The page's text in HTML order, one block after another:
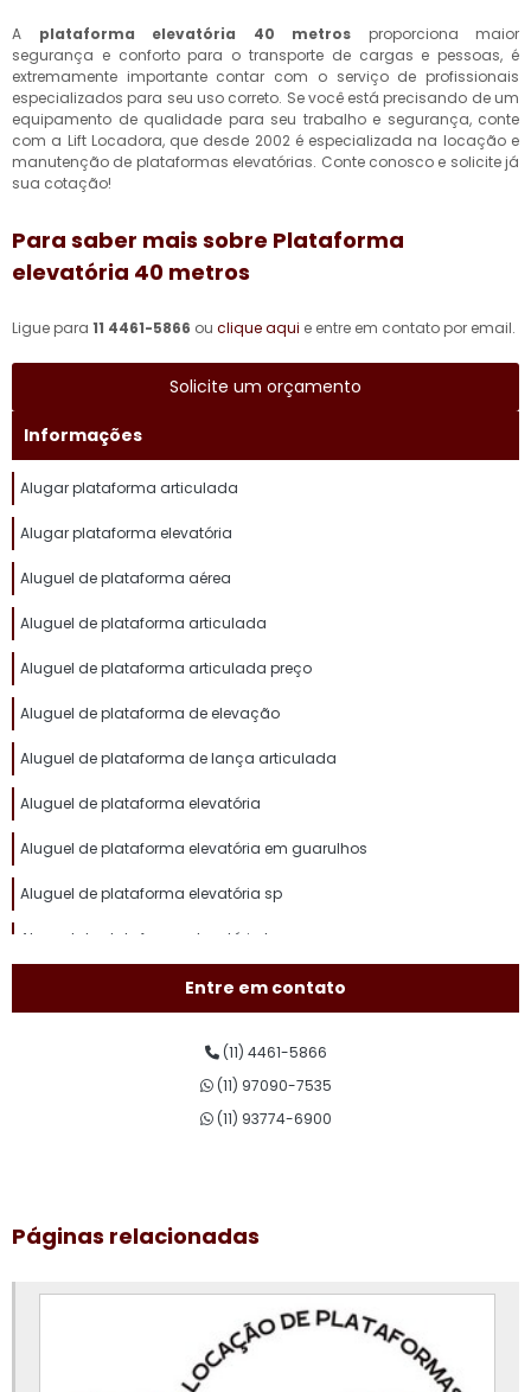
A plataforma elevatória 40 metros proporciona maior
segurança e conforto para o transporte de cargas e pessoas, é
extremamente importante contar com o serviço de profissionais
especializados para seu uso correto. Se você está precisando de um
equipamento de qualidade para seu trabalho e segurança, conte
com a Lift Locadora, que desde 2002 é especializada na locação e
manutenção de plataformas elevatórias. Conte conosco e solicite já
sua cotação!
Para saber mais sobre Plataforma
elevatória 40 metros
Ligue para 11 4461-5866 ou clique aqui e entre em contato por email.
Solicite um orçamento
Informações
Alugar plataforma articulada
Alugar plataforma elevatória
Aluguel de plataforma aérea
Aluguel de plataforma articulada
Aluguel de plataforma articulada preço
Aluguel de plataforma de elevação
Aluguel de plataforma de lança articulada
Aluguel de plataforma elevatória
Aluguel de plataforma elevatória em guarulhos
Aluguel de plataforma elevatória sp
Aluguel de plataforma elevatória tesoura
Aluguel de plataforma pantográfica
Aluguel plataforma tesoura
Assistência técnica de plataforma elevatória
Curso de plataforma elevatória valor
Empresa de aluguel de plataforma elevatória
Empresa de plataforma elevatória
Entre em contato
(11) 4461-5866
(11) 97090-7535
(11) 93774-6900
Páginas relacionadas